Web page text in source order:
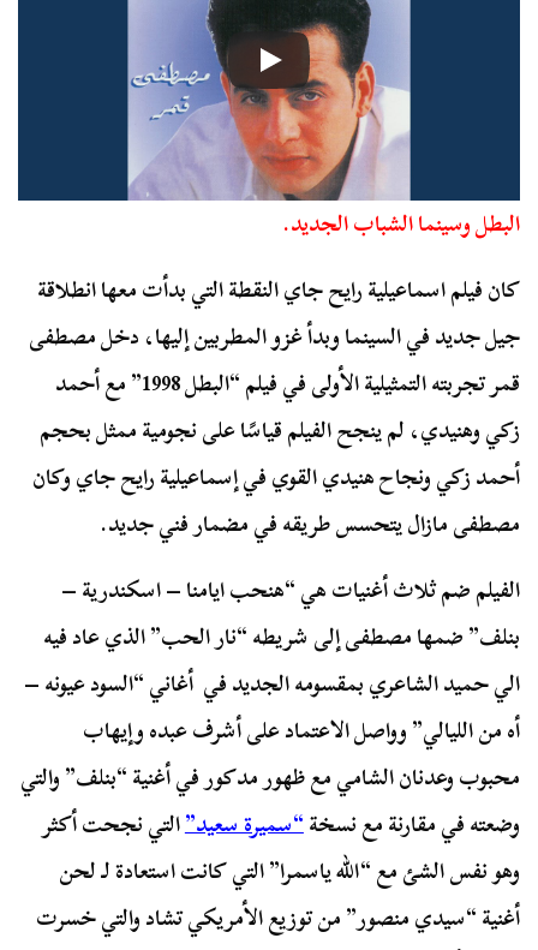
البطل وسينما الشباب الجديد.
كان فيلم اسماعيلية رايح جاي النقطة التي بدأت معها انطلاقة
جيل جديد في السينما وبدأ غزو المطربين إليها، دخل مصطفى
قمر تجربته التمثيلية الأولى في فيلم “البطل 1998” مع أحمد
زكي وهنيدي، لم ينجح الفيلم قياسًا على نجومية ممثل بحجم
أحمد زكي ونجاح هنيدي القوي في إسماعيلية رايح جاي وكان
مصطفى مازال يتحسس طريقه في مضمار فني جديد.
الفيلم ضم ثلاث أغنيات هي “هنحب ايامنا – اسكندرية –
بنلف” ضمها مصطفى إلى شريطه “نار الحب” الذي عاد فيه
الي حميد الشاعري بمقسومه الجديد في أغاني “السود عيونه –
أه من الليالي” وواصل الاعتماد على أشرف عبده وإيهاب
محبوب وعدنان الشامي مع ظهور مدكور في أغنية “بنلف” والتي
وضعته في مقارنة مع نسخة“سميرة سعيد”التي نجحت أكثر
وهو نفس الشئ مع “الله ياسمرا” التي كانت استعادة لـ لحن
أغنية “سيدي منصور” من توزيع الأمريكي تشاد والتي خسرت